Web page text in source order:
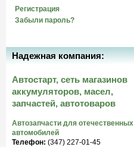
Регистрация
Забыли пароль?
Надежная компания:
Автостарт, сеть магазинов
аккумуляторов, масел,
запчастей, автотоваров
Автозапчасти для отечественных
автомобилей
Телефон: (347) 227-01-45